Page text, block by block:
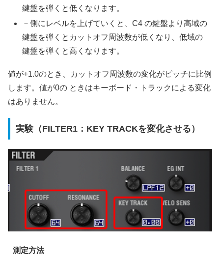
鍵盤を弾くと低くなります。
－側にレベルを上げていくと、C4 の鍵盤より高域の
鍵盤を弾くとカットオフ周波数が低くなり、低域の
鍵盤を弾くと高くなります。
値が+1.0のとき、カットオフ周波数の変化がピッチに比例
します。値が0の ときはキーボード・トラックによる変化
はありません。
実験（FILTER1：KEY TRACKを変化させる）
測定方法